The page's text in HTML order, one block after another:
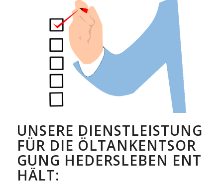
UNSERE DIENSTLEISTUNG
FÜR DIE ÖLTANKENTSOR
GUNG HEDERSLEBEN ENT
HÄLT: